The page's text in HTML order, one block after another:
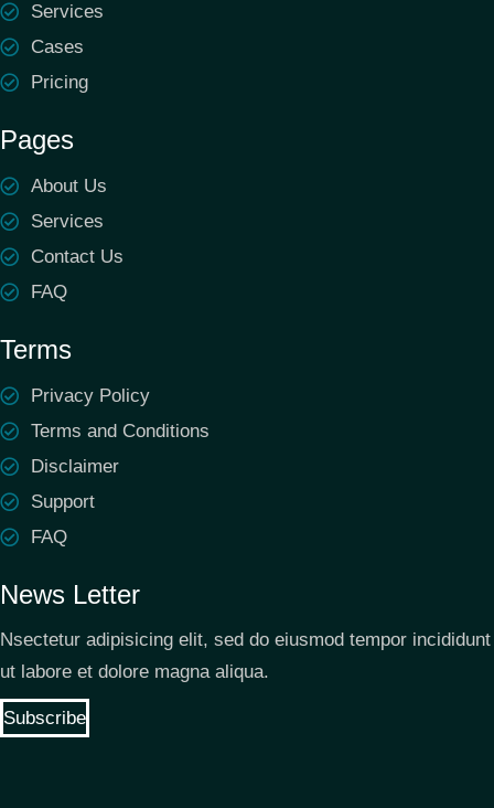
Services
Cases
Pricing
Pages
About Us
Services
Contact Us
FAQ
Terms
Privacy Policy
Terms and Conditions
Disclaimer
Support
FAQ
News Letter
Nsectetur adipisicing elit, sed do eiusmod tempor incididunt
ut labore et dolore magna aliqua.
Subscribe